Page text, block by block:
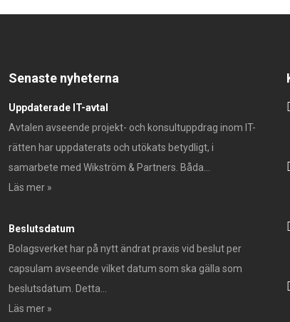
Senaste nyheterna
Uppdaterade IT-avtal
Avtalen avseende projekt- och konsultuppdrag inom IT-
rätten har uppdaterats och utökats betydligt, i
samarbete med Wikström & Partners. Båda...
Läs mer »
Beslutsdatum
Bolagsverket har på nytt ändrat praxis vid beslut per
capsulam avseende vilket datum som ska gälla som
beslutsdatum. Detta...
Läs mer »